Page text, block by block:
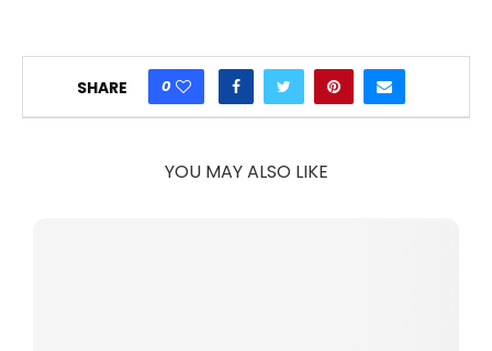
SHARE 0
YOU MAY ALSO LIKE